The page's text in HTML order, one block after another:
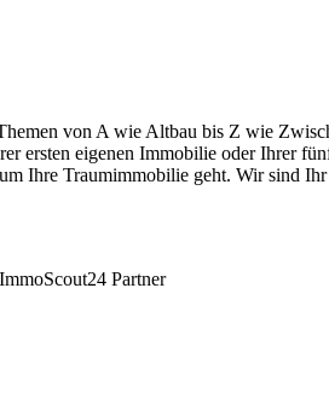
von A wie Altbau bis Z wie
ersten eigenen Immobilie oder
Ihre Traumimmobilie geht. Wir sind